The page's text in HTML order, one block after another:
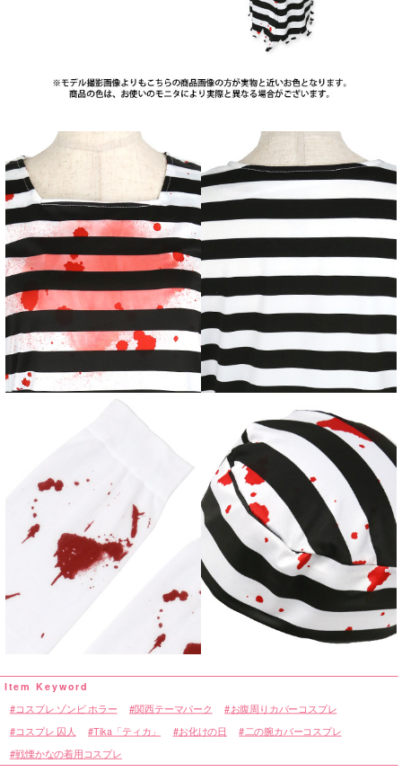
コスプレ ゾンビ ホラー 関西テーマパーク お腹周りカバーコスプレ
コスプレ 囚人 Tika「ティカ」 お化けの日 二の腕カバーコスプレ
戦慄かなの着用コスプレ